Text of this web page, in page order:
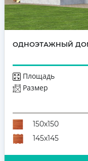
ОДНОЭТАЖНЫЙ ДОМ
Площадь
Размер
Количество
150х150
145х145